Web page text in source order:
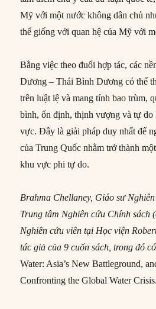
Mỹ với một nước không dân chủ
thể giống với quan hệ của Mỹ với
Bằng việc theo đuổi hợp tác, các
Dương – Thái Bình Dương có thể
trên luật lệ và mang tính bao trùm,
bình, ổn định, thịnh vượng và tự do
vực. Đây là giải pháp duy nhất để
của Trung Quốc nhằm trở thành
khu vực phi tự do.
Brahma Chellaney, Giáo sư
Trung tâm Nghiên cứu Chính sách
Nghiên cứu viên tại Học viện
tác giả của 9 cuốn sách, trong đó có
Water: Asia’s New Battleground,
Confronting the Global Water Crisis.